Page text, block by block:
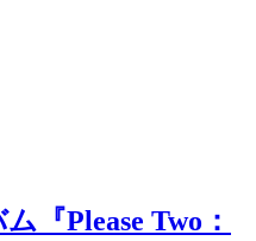
『Please Two：